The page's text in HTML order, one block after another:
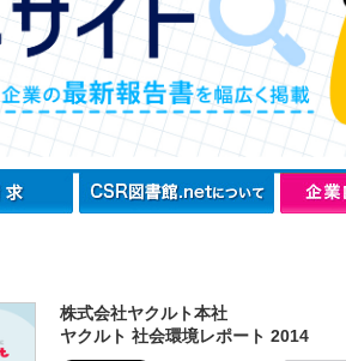
株式会社ヤクルト本社
ヤクルト 社会環境レポート 2014